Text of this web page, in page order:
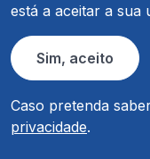
está a aceitar a sua
Sim, aceito
Caso pretenda
privacidade.
© COMPETE 2030.